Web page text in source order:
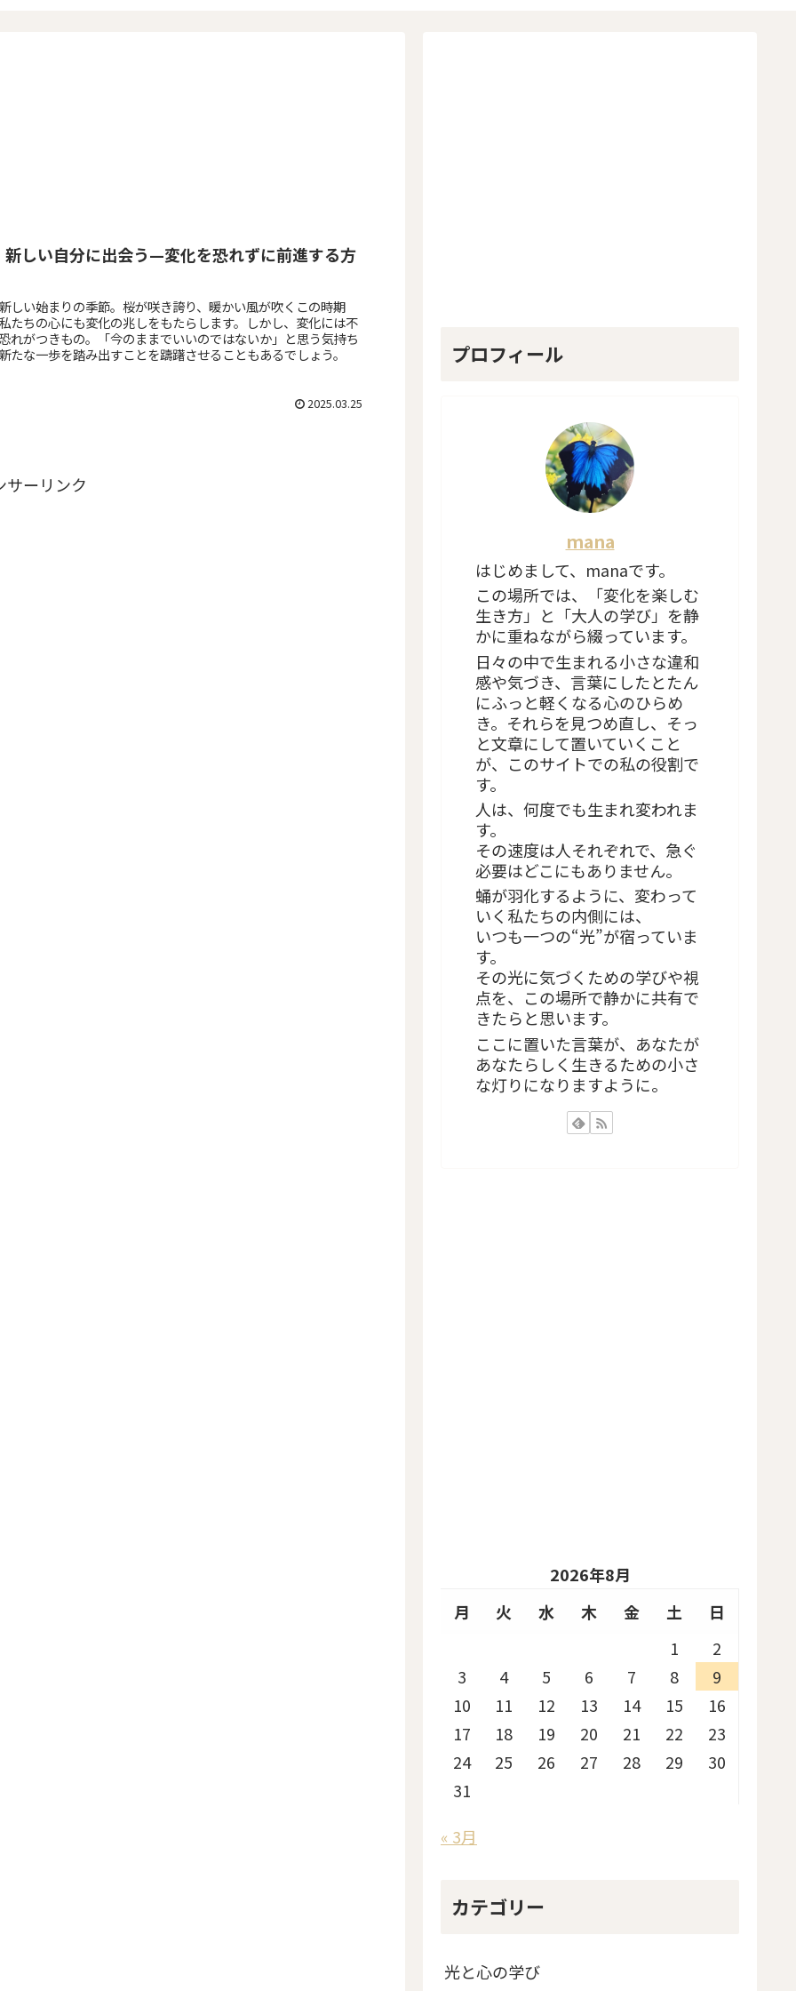
新しい自分に出会う—変化を恐れずに前進する方
しい始まりの季節。桜が咲き誇り、暖かい風が吹くこの時期
たちの心にも変化の兆しをもたらします。しかし、変化には不
れがつきもの。「今のままでいいのではないか」と思う気持ち
たな一歩を踏み出すことを躊躇させることもあるでしょう。
2025.03.25
サーリンク
プロフィール
mana
はじめまして、manaです。
この場所では、「変化を楽しむ
生き方」と「大人の学び」を静
かに重ねながら綴っています。
日々の中で生まれる小さな違和
感や気づき、言葉にしたとたん
にふっと軽くなる心のひらめ
き。それらを見つめ直し、そっ
と文章にして置いていくこと
が、このサイトでの私の役割で
す。
人は、何度でも生まれ変われま
す。
その速度は人それぞれで、急ぐ
必要はどこにもありません。
蛹が羽化するように、変わって
いく私たちの内側には、
いつも一つの“光”が宿っていま
す。
その光に気づくための学びや視
点を、この場所で静かに共有で
きたらと思います。
ここに置いた言葉が、あなたが
あなたらしく生きるための小さ
な灯りになりますように。
2026年8月
月
火 水 木 金 土
日
1
2
3
4 5 6 7 8
9
10
11 12 13 14 15
16
17
18 19 20 21 22
23
24
25 26 27 28 29
30
31
« 3月
カテゴリー
光と心の学び